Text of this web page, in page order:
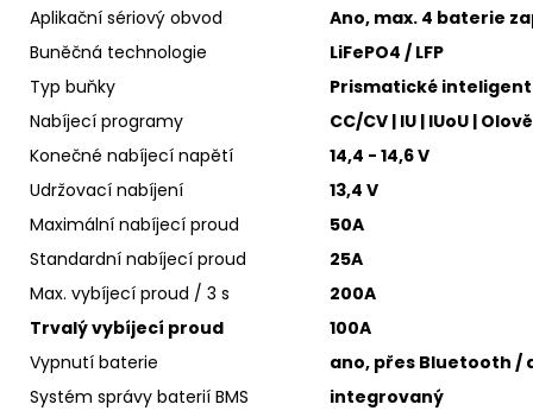
Aplikační sériový obvod
Ano, max. 4 baterie
Buněčná technologie
LiFePO4 / LFP
Typ buňky
Prismatické
Nabíjecí programy
CC/CV | IU | IUoU |
Konečné nabíjecí napětí
14,4 - 14,6 V
Udržovací nabíjení
13,4 V
Maximální nabíjecí proud
50A
Standardní nabíjecí proud
25A
Max. vybíjecí proud / 3 s
200A
Trvalý vybíjecí proud
100A
Vypnutí baterie
ano, přes Bluetooth /
Systém správy baterií BMS
integrovaný